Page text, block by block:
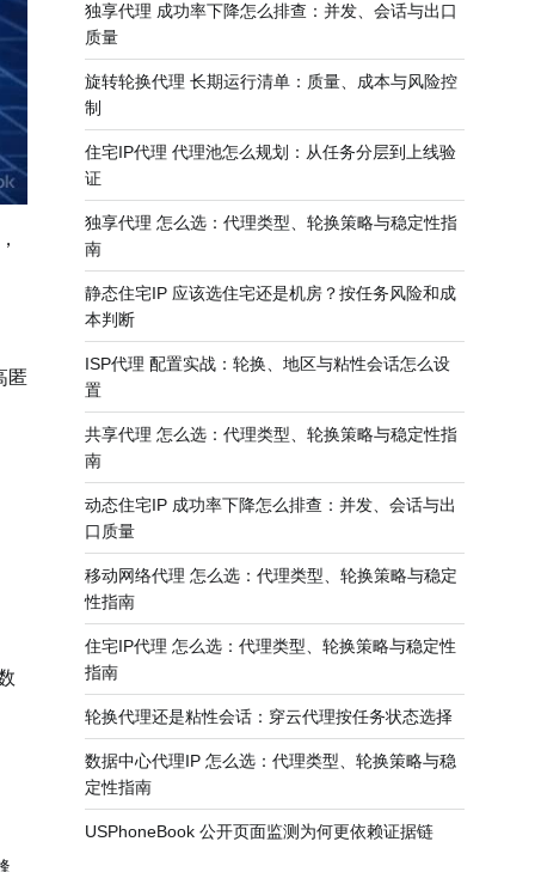
匿
独享代理 成功率下降怎么排查：并发、会话与出口
质量
旋转轮换代理 长期运行清单：质量、成本与风险控
制
住宅IP代理 代理池怎么规划：从任务分层到上线验
证
独享代理 怎么选：代理类型、轮换策略与稳定性指
南
静态住宅IP 应该选住宅还是机房？按任务风险和成
本判断
ISP代理 配置实战：轮换、地区与粘性会话怎么设
置
共享代理 怎么选：代理类型、轮换策略与稳定性指
南
动态住宅IP 成功率下降怎么排查：并发、会话与出
口质量
移动网络代理 怎么选：代理类型、轮换策略与稳定
性指南
住宅IP代理 怎么选：代理类型、轮换策略与稳定性
指南
轮换代理还是粘性会话：穿云代理按任务状态选择
数据中心代理IP 怎么选：代理类型、轮换策略与稳
定性指南
USPhoneBook 公开页面监测为何更依赖证据链